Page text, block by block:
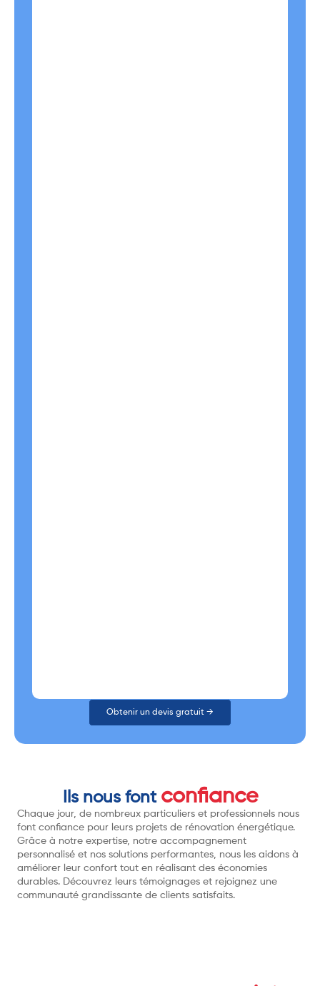
Obtenir un devis gratuit →
Ils nous font confiance
Chaque jour, de nombreux particuliers et professionnels nous
font confiance pour leurs projets de rénovation énergétique.
Grâce à notre expertise, notre accompagnement
personnalisé et nos solutions performantes, nous les aidons à
améliorer leur confort tout en réalisant des économies
durables. Découvrez leurs témoignages et rejoignez une
communauté grandissante de clients satisfaits.